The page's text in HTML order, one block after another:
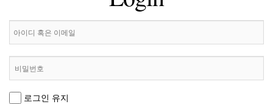
로그인 유지